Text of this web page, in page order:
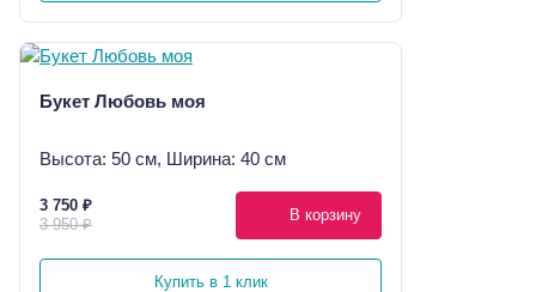
Букет Любовь моя
Высота: 50 см, Ширина: 40 см
3 750 ₽
3 950 ₽
В корзину
Купить в 1 клик